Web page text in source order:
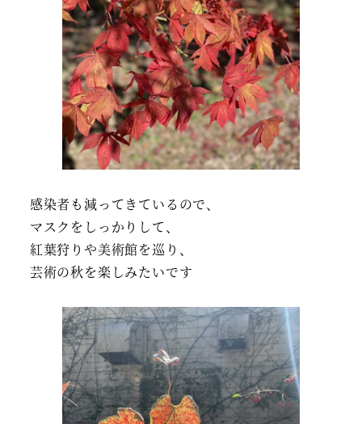
感染者も減ってきているので、
マスクをしっかりして、
紅葉狩りや美術館を巡り、
芸術の秋を楽しみたいです